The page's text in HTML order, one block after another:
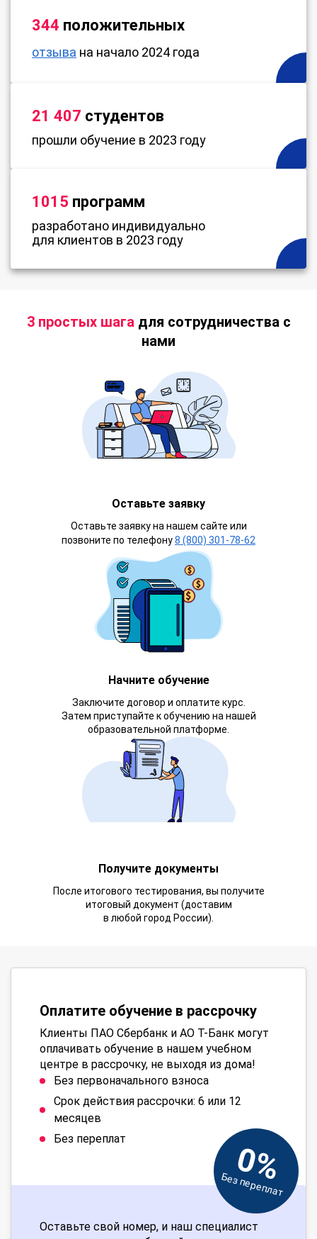
344 положительных
отзыва на начало 2024 года
21 407 студентов
прошли обучение в 2023 году
1015 программ
разработано индивидуально
для клиентов в 2023 году
3 простых шагадля сотрудничества с
нами
Оставьте заявку
Оставьте заявку на нашем сайте или
позвоните по телефону8 (800) 301-78-62
Начните обучение
Заключите договор и оплатите курс.
Затем приступайте к обучению на нашей
образовательной платформе.
Получите документы
После итогового тестирования, вы получите
итоговый документ (доставим
в любой город России).
Оплатите обучение в рассрочку
Клиенты ПАО Сбербанк и АО Т-Банк могут
оплачивать обучение в нашем учебном
центре в рассрочку, не выходя из дома!
Без первоначального взноса
Срок действия рассрочки: 6 или 12
месяцев
Без переплат
0%
Без переплат
Оставьте свой номер, и наш специалист